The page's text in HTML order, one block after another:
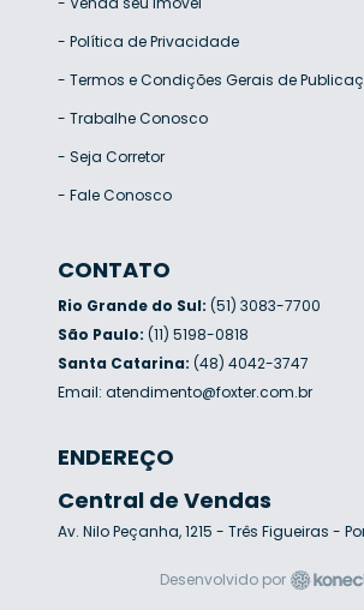
- Política de Privacidade
- Termos e Condições Gerais de
- Trabalhe Conosco
- Seja Corretor
- Fale Conosco
CONTATO
Rio Grande do Sul: (51) 3083-7700
São Paulo: (11) 5198-0818
Santa Catarina: (48) 4042-3747
Email: atendimento@foxter.com.br
ENDEREÇO
Central de Vendas
Av. Nilo Peçanha, 1215 - Três Figueiras -
Desenvolvido por